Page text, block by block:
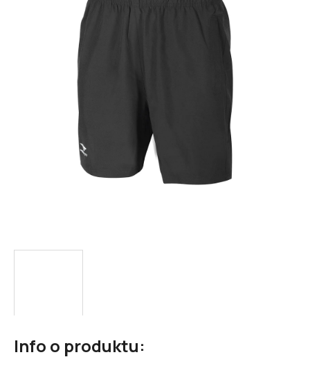
Info o produktu: